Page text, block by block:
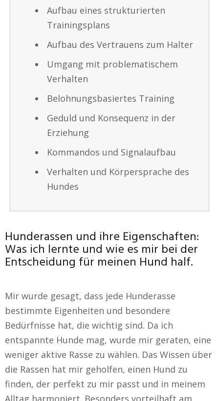
Aufbau eines strukturierten
Trainingsplans
Aufbau des Vertrauens zum Halter
Umgang mit problematischem
Verhalten
Belohnungsbasiertes Training
Geduld und Konsequenz in der
Erziehung
Kommandos und Signalaufbau
Verhalten und Körpersprache des
Hundes
Hunderassen und ihre Eigenschaften:
Was ich lernte und wie es mir bei der
Entscheidung für meinen Hund half.
Mir wurde gesagt, dass jede Hunderasse
bestimmte Eigenheiten und besondere
Bedürfnisse hat, die wichtig sind. Da ich
entspannte Hunde mag, wurde mir geraten, eine
weniger aktive Rasse zu wählen. Das Wissen über
die Rassen hat mir geholfen, einen Hund zu
finden, der perfekt zu mir passt und in meinem
Alltag harmoniert. Besonders vorteilhaft am